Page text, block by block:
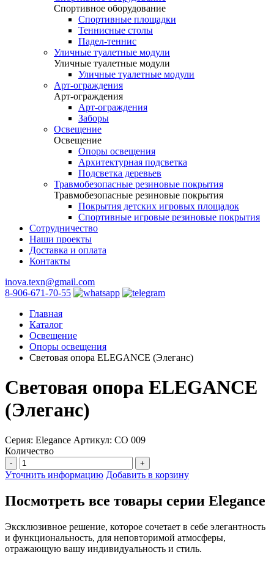
Спортивное оборудование
Спортивные площадки
Теннисные столы
Падел-теннис
Уличные туалетные модули
Уличные туалетные модули
Уличные туалетные модули
Арт-ограждения
Арт-ограждения
Арт-ограждения
Заборы
Освещение
Освещение
Опоры освещения
Архитектурная подсветка
Подсветка деревьев
Травмобезопасные резиновые покрытия
Травмобезопасные резиновые покрытия
Покрытия детских игровых площадок
Спортивные игровые резиновые покрытия
Сотрудничество
Наши проекты
Доставка и оплата
Контакты
inova.texn@gmail.com
8-906-671-70-55
Главная
Каталог
Освещение
Опоры освещения
Световая опора ELEGANCE (Элеганс)
Световая опора ELEGANCE
(Элеганс)
Серия: Elegance Артикул: СО 009
Количество
- +
Уточнить информацию Добавить в корзину
Посмотреть все товары серии Elegance
Эксклюзивное решение, которое сочетает в себе элегантность
и функциональность, для неповторимой атмосферы,
отражающую вашу индивидуальность и стиль.